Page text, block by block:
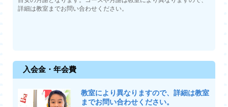
詳細は教室までお問い合わせください。
入会金・年会費
教室により異なりますので、詳細は教室
までお問い合わせください。